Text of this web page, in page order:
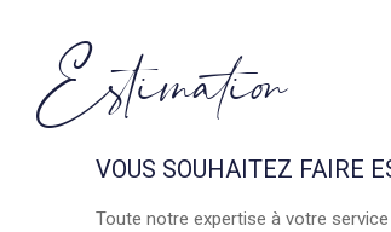
Estimation
VOUS SOUHAITEZ FAIRE
Toute notre expertise à votre